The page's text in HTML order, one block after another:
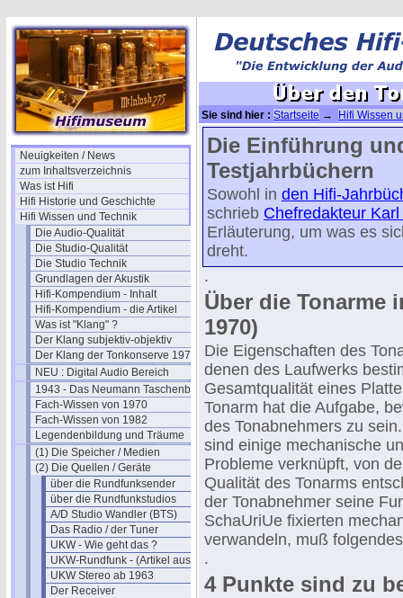
Neuigkeiten / News
zum Inhaltsverzeichnis
Was ist Hifi
Hifi Historie und Geschichte
Hifi Wissen und Technik
Die Audio-Qualität
Die Studio-Qualität
Die Studio Technik
Grundlagen der Akustik
Hifi-Kompendium - Inhalt
Hifi-Kompendium - die Artikel
Was ist "Klang" ?
Der Klang subjektiv-objektiv
Der Klang der Tonkonserve 1979
NEU : Digital Audio Bereich
1943 - Das Neumann Taschenbuch
Fach-Wissen von 1970
Fach-Wissen von 1982
Legendenbildung und Träume
(1) Die Speicher / Medien
(2) Die Quellen / Geräte
über die Rundfunksender
über die Rundfunkstudios
A/D Studio Wandler (BTS)
Das Radio / der Tuner
UKW - Wie geht das ?
UKW-Rundfunk - (Artikel aus 1950)
UKW Stereo ab 1963
Der Receiver
Sie sind hier : Startseite →
Hifi Wissen
den Tonarm 1970
Die Einführung
Testjahrbüchern
Sowohl in den Hifi-
schrieb Chefredakteur
Erläuterung, um was es
dreht.
.
Über die Tonarme
1970)
Die Eigenschaften des
denen des Laufwerks
Gesamtqualität eines
Tonarm hat die Aufgabe,
des Tonabnehmers zu
sind einige mechanische
Probleme verknüpft, von
Qualität des Tonarms
der Tonabnehmer seine
SchaUriUe fixierten
verwandeln, muß
.
4 Punkte sind zu